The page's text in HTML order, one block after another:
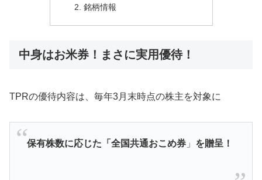
銘柄情報
中身はお米券！まさに実用優待！
TPRの優待内容は、毎年3月末時点の株主を対象に
保有株数に応じた「全国共通おこめ券」 を贈呈！